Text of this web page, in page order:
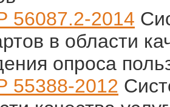
56087.2-2014
в области
опроса
55388-2012